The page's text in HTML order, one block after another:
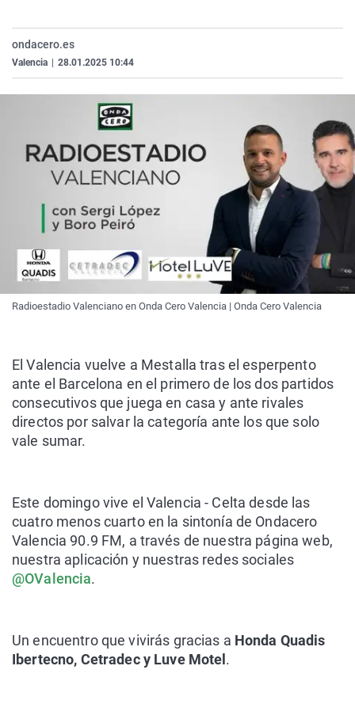
Operación Viuda
Navarra
País Vasco
ondacero.es
Valencia 28.01.2025 10:44
Radioestadio Valenciano en Onda Cero Valencia | Onda Cero Valencia
El Valencia vuelve a Mestalla tras el esperpento
ante el Barcelona en el primero de los dos partidos
consecutivos que juega en casa y ante rivales
directos por salvar la categoría ante los que solo
vale sumar.
Este domingo vive el Valencia - Celta desde las
cuatro menos cuartoen la sintonía de Ondacero
Valencia 90.9 FM, a través de nuestra página web,
nuestra aplicación y nuestras redes sociales
@OValencia.
Un encuentro que vivirás gracias a Honda Quadis
Ibertecno, Cetradec y Luve Motel .